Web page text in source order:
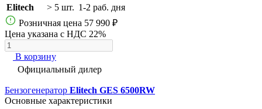
Elitech
> 5 шт. 1-2 раб. дня
Розничная цена 57 990 ₽
Цена указана с НДС 22%
В корзину
Официальный дилер
Бензогенератор Elitech GES 6500RW
Основные характеристики